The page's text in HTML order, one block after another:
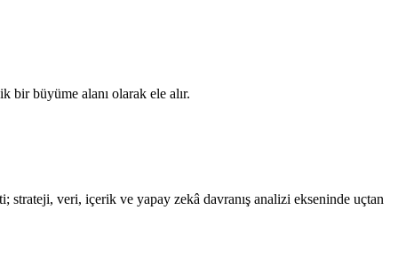
bir büyüme alanı olarak ele alır.
strateji, veri, içerik ve yapay zekâ davranış analizi ekseninde uçtan